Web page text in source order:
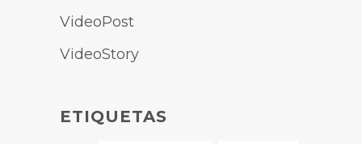
VideoPost
VideoStory
ETIQUETAS